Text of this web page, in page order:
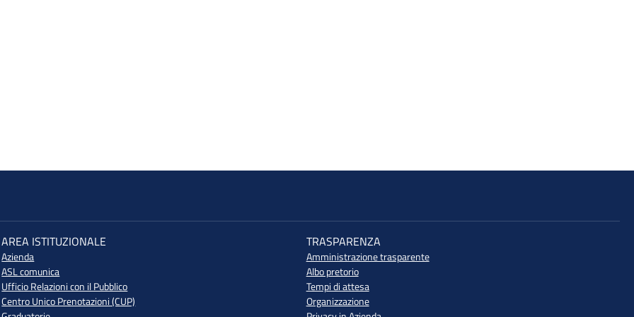
AREA ISTITUZIONALE
Azienda
ASL comunica
Ufficio Relazioni con il Pubblico
Centro Unico Prenotazioni (CUP)
TRASPARENZA
Amministrazione trasparente
Albo pretorio
Tempi di attesa
Organizzazione